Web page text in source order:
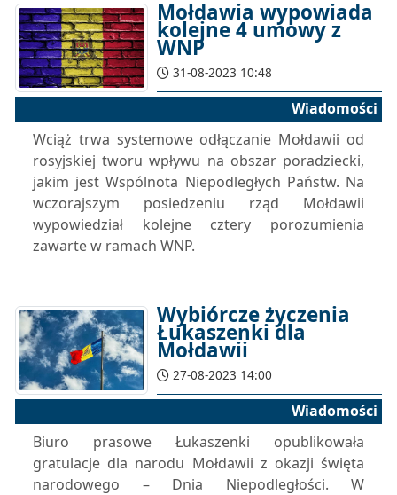
Mołdawia wypowiada
kolejne 4 umowy z
WNP
31-08-2023 10:48
Wiadomości
Wciąż trwa systemowe odłączanie Mołdawii od
rosyjskiej tworu wpływu na obszar poradziecki,
jakim jest Wspólnota Niepodległych Państw. Na
wczorajszym posiedzeniu rząd Mołdawii
wypowiedział kolejne cztery porozumienia
zawarte w ramach WNP.
Wybiórcze życzenia
Łukaszenki dla
Mołdawii
27-08-2023 14:00
Wiadomości
Biuro prasowe Łukaszenki opublikowała
gratulacje dla narodu Mołdawii z okazji święta
narodowego – Dnia Niepodległości. W